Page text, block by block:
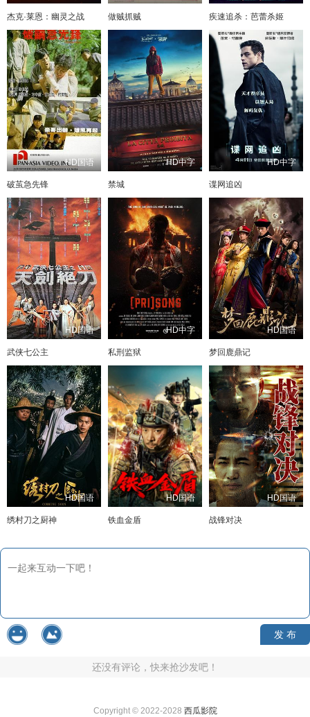
杰克·莱恩：幽灵之战 做贼抓贼 疾速追杀：芭蕾杀姬
HD国语
破茧急先锋
HD中字
禁城
HD中字
谍网追凶
HD国语
武侠七公主
HD中字
私刑监狱
HD国语
梦回鹿鼎记
HD国语
绣村刀之厨神
HD国语
铁血金盾
HD国语
战锋对决
发 布
还没有评论，快来抢沙发吧！
Copyright © 2022-2028 西瓜影院